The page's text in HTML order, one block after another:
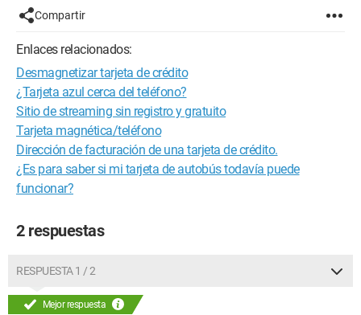
Compartir
Enlaces relacionados:
Desmagnetizar tarjeta de crédito
¿Tarjeta azul cerca del teléfono?
Sitio de streaming sin registro y gratuito
Tarjeta magnética/teléfono
Dirección de facturación de una tarjeta de crédito.
¿Es para saber si mi tarjeta de autobús todavía puede
funcionar?
2 respuestas
RESPUESTA 1 / 2
Mejor respuesta